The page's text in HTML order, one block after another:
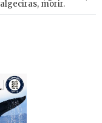
algeciras, morir.